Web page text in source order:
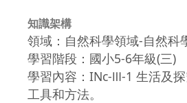
知識架構
領域：自然科學領域-自然科
學習階段：國小5-6年級(三)
學習內容：INc-Ⅲ-1 生活及
工具和方法。